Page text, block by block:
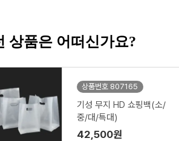
상품은 어떠신가요?
상품번호 807165
기성 무지 HD 쇼핑백(소/
중/대/특대)
42,500원